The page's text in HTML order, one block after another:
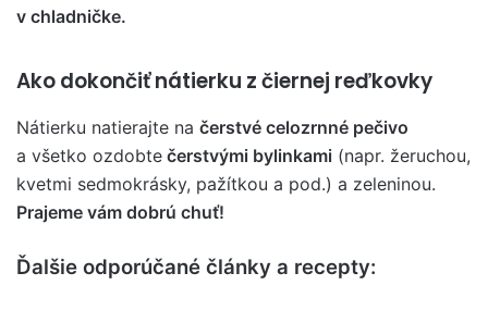
v chladničke.
Ako dokončiť nátierku z čiernej reďkovky
Nátierku natierajte na čerstvé celozrnné pečivo
a všetko ozdobte čerstvými bylinkami (napr. žeruchou,
kvetmi sedmokrásky, pažítkou a pod.) a zeleninou.
Prajeme vám dobrú chuť!
Ďalšie odporúčané články a recepty: